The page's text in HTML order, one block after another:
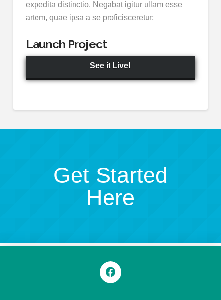
expedita distinctio. Negabat igitur ullam esse
artem, quae ipsa a se proficisceretur;
Launch Project
See it Live!
Get Started
Here